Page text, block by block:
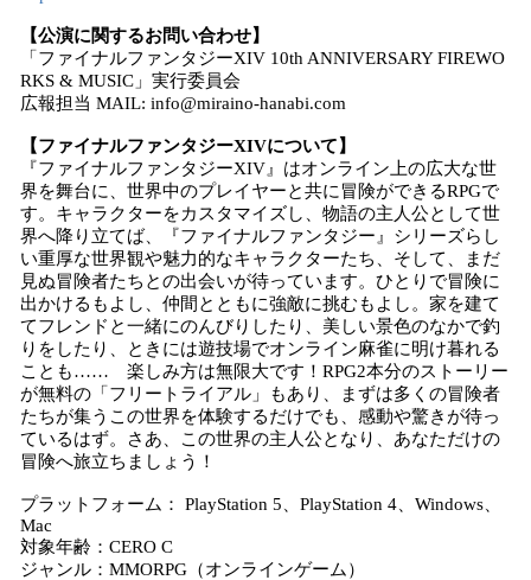
【公演に関するお問い合わせ】
「ファイナルファンタジーXIV 10th ANNIVERSARY FIREWO
RKS & MUSIC」実行委員会
広報担当 MAIL: info@miraino-hanabi.com
【ファイナルファンタジーXIVについて】
『ファイナルファンタジーXIV』はオンライン上の広大な世
界を舞台に、世界中のプレイヤーと共に冒険ができるRPGで
す。キャラクターをカスタマイズし、物語の主人公として世
界へ降り立てば、『ファイナルファンタジー』シリーズらし
い重厚な世界観や魅力的なキャラクターたち、そして、まだ
見ぬ冒険者たちとの出会いが待っています。ひとりで冒険に
出かけるもよし、仲間とともに強敵に挑むもよし。家を建て
てフレンドと一緒にのんびりしたり、美しい景色のなかで釣
りをしたり、ときには遊技場でオンライン麻雀に明け暮れる
ことも…… 楽しみ方は無限大です！RPG2本分のストーリー
が無料の「フリートライアル」もあり、まずは多くの冒険者
たちが集うこの世界を体験するだけでも、感動や驚きが待っ
ているはず。さあ、この世界の主人公となり、あなただけの
冒険へ旅立ちましょう！
プラットフォーム： PlayStation 5、PlayStation 4、Windows、
Mac
対象年齢：CERO C
ジャンル：MMORPG（オンラインゲーム）